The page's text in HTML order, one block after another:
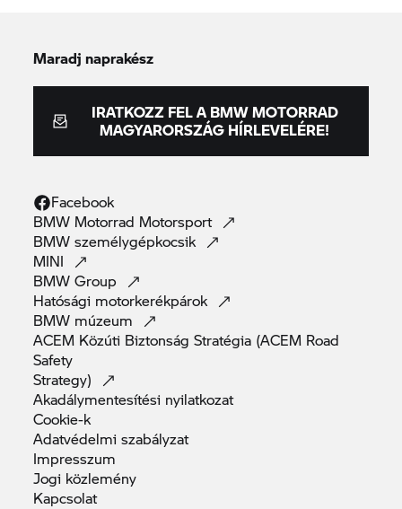
Maradj naprakész
IRATKOZZ FEL A BMW MOTORRAD
MAGYARORSZÁG HÍRLEVELÉRE!
Facebook
BMW Motorrad Motorsport
BMWszemélygépkocsik
MINI
BMWGroup
Hatósági motorkerékpárok
BMW múzeum
ACEM Közúti Biztonság Stratégia (ACEM Road
Safety
Strategy)
Akadálymentesítési nyilatkozat
Cookie-k
Adatvédelmiszabályzat
Impresszum
Jogi közlemény
Kapcsolat